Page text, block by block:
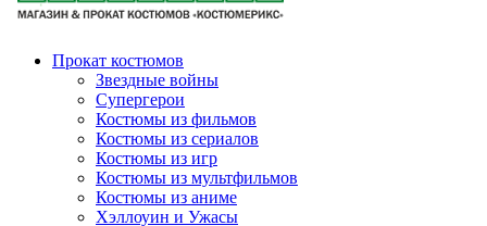
Прокат костюмов
Звездные войны
Супергерои
Костюмы из фильмов
Костюмы из сериалов
Костюмы из игр
Костюмы из мультфильмов
Костюмы из аниме
Хэллоуин и Ужасы